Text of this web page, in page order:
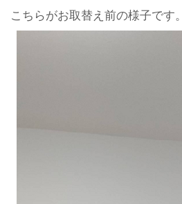
こちらがお取替え前の様子です。